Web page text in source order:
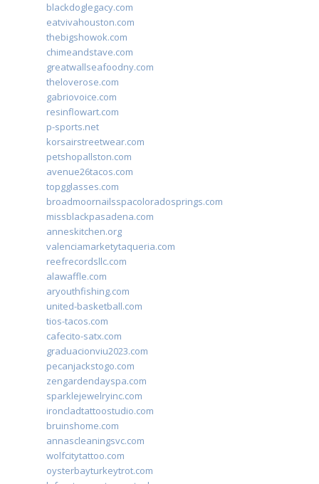
blackdoglegacy.com
eatvivahouston.com
thebigshowok.com
chimeandstave.com
greatwallseafoodny.com
theloverose.com
gabriovoice.com
resinflowart.com
p-sports.net
korsairstreetwear.com
petshopallston.com
avenue26tacos.com
topgglasses.com
broadmoornailsspacoloradosprings.com
missblackpasadena.com
anneskitchen.org
valenciamarketytaqueria.com
reefrecordsllc.com
alawaffle.com
aryouthfishing.com
united-basketball.com
tios-tacos.com
cafecito-satx.com
graduacionviu2023.com
pecanjackstogo.com
zengardendayspa.com
sparklejewelryinc.com
ironcladtattoostudio.com
bruinshome.com
annascleaningsvc.com
wolfcitytattoo.com
oysterbayturkeytrot.com